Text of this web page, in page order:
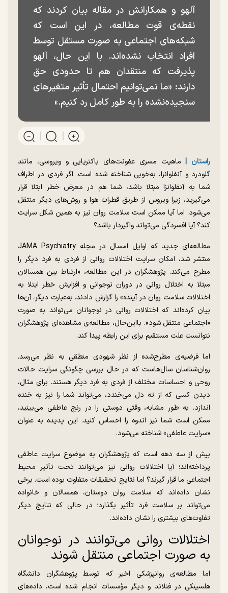
آلهو و همکارانش در مقاله بیان کردند که
نقطه‌ی قوت مطالعه، در این است که
شبکه‌های اجتماعی به صورت مستقل توسط
افراد انتخاب نشده‌اند. با این حال، آلهو
پذیرفت که منتقدان هم تا حدودی حق
دارند: «ما نمی‌توانیم احتمال تأثیر متغیرهای
سنجیده‌نشده را به طور کامل رد کنیم.»
راستان | ماهیت مسری عفونت‌های باکتریایی و ویروسی، مانند
گلودرد و آنفلوانزا، به‌خوبی شناخته شده است. اگر فردی در اطراف
شما به آنفلوانزا مبتلا باشد، شما هم در معرض خطر ابتلا قرار
می‌گیرید، زیرا ویروس از طریق قطرات هوا و روش‌های دیگر منتقل
می‌شود. اما آیا ممکن است سلامت روان نیز به همین شکل سرایت
کند؟ آیا افسردگی می‌تواند واگیردار باشد؟
مطالعه‌ای جدید که اوایل امسال در مجله JAMA Psychiatry
منتشر شد، امکان سرایت اختلالات روانی از فردی به فرد دیگر را
مطرح می‌کند. پژوهشگران در این مطالعه، «ارتباط بین همسالان
مبتلا به اختلال روانی در دوران نوجوانی و افزایش خطر ابتلا به
اختلالات سلامت روان در آینده» را گزارش دادند. به‌عبارت دیگر، آن‌ها
بیان کرده‌اند که اختلالات روانی در نوجوانان می‌تواند به‌ صورت
«اجتماعی منتقل شود». بااین‌حال، مطالعه‌ی مشاهده‌ای پژوهشگران
نتوانست علت مستقیم برای این رابطه پیدا کند.
اما فرضیه‌ی مطرح‌شده از نظر شهودی منطقی به نظر می‌رسد.
روان‌شناسان سال‌هاست که در حال بررسی چگونگی سرایت حالات
روحی و احساسات مختلف از فردی به فرد دیگر هستند. برای مثال،
دیدن کسی که از ته دل می‌خندد، می‌تواند شما را نیز به خنده
اندازد. به طور مشابه، وقتی دوستی را در رنج عاطفی می‌بینید،
ممکن است شما نیز اندوه را احساس کنید. این پدیده به عنوان
«سرایت عاطفی» شناخته می‌شود.
بیش از سه دهه است که پژوهشگران به موضوع سرایت عاطفی
پرداخته‌اند؛ آیا اختلالات روانی نیز می‌توانند تحت تأثیر محیط
اجتماعی ما قرار گیرند؟ اما نتایج تحقیقات متفاوت بوده است. برخی
نشان داده‌اند که سلامت روان دوستان، همسالان و خانواده
می‌تواند بر سلامت فرد تأثیر بگذارد؛ در حالی که نتایج دیگر
تفاوت‌های بیشتری را نشان داده‌اند.
اختلالات روانی می‌توانند در نوجوانان
به‌ صورت اجتماعی منتقل شوند
اما مطالعه‌ی روانپزشکی اخیر که توسط پژوهشگران دانشگاه
هلسینکی در فنلاند و دیگر مؤسسات انجام شده است، داده‌های